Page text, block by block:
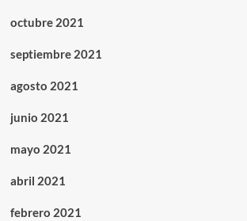
octubre 2021
septiembre 2021
agosto 2021
junio 2021
mayo 2021
abril 2021
febrero 2021